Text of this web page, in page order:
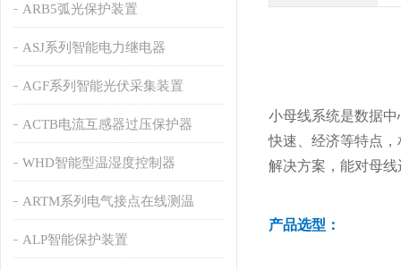
ARB5弧光保护装置
ASJ系列智能电力继电器
AGF系列智能光伏采集装置
ACTB电流互感器过压保护器
WHD智能型温湿度控制器
ARTM系列电气接点在线测温
ALP智能保护装置
小母线系统是数据
快速、经济等特点
解决方案，能对母
产品选型：